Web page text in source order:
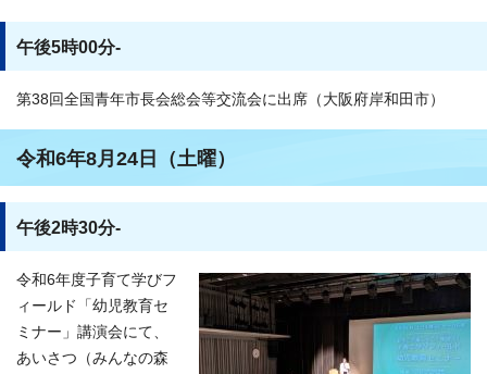
午後5時00分-
第38回全国青年市長会総会等交流会に出席（大阪府岸和田市）
令和6年8月24日（土曜）
午後2時30分-
令和6年度子育て学びフ
ィールド「幼児教育セ
ミナー」講演会にて、
あいさつ（みんなの森